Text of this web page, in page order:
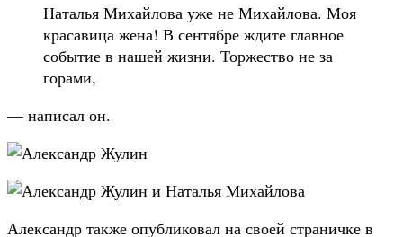
Наталья Михайлова уже не Михайлова. Моя
красавица жена! В сентябре ждите главное
событие в нашей жизни. Торжество не за
горами,
— написал он.
Александр также опубликовал на своей страничке в